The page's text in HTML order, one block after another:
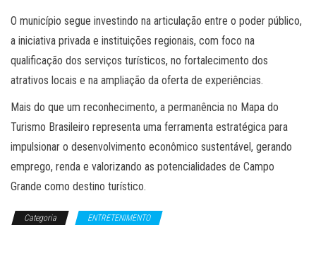
O município segue investindo na articulação entre o poder público,
a iniciativa privada e instituições regionais, com foco na
qualificação dos serviços turísticos, no fortalecimento dos
atrativos locais e na ampliação da oferta de experiências.
Mais do que um reconhecimento, a permanência no Mapa do
Turismo Brasileiro representa uma ferramenta estratégica para
impulsionar o desenvolvimento econômico sustentável, gerando
emprego, renda e valorizando as potencialidades de Campo
Grande como destino turístico.
Categoria ENTRETENIMENTO